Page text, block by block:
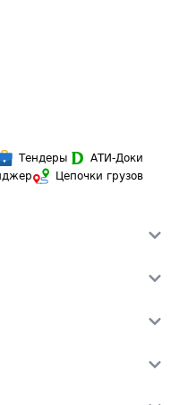
Тендеры
АТИ-Доки
Цепочки грузов